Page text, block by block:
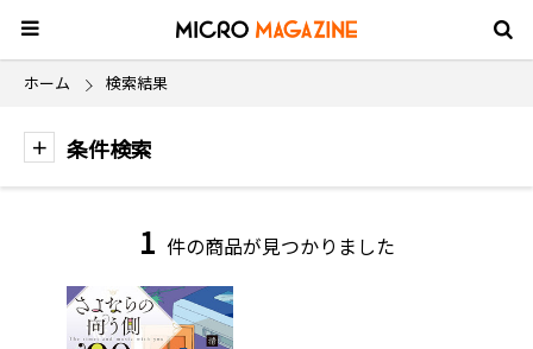
ホーム 検索結果
条件検索
1 件の商品が見つかりました